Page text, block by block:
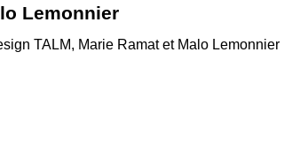
Lemonnier
TALM, Marie Ramat et Malo Lemonnier